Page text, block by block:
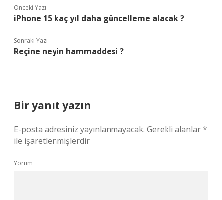
Önceki Yazı
iPhone 15 kaç yıl daha güncelleme alacak ?
Sonraki Yazı
Reçine neyin hammaddesi ?
Bir yanıt yazın
E-posta adresiniz yayınlanmayacak. Gerekli alanlar*
ile işaretlenmişlerdir
Yorum